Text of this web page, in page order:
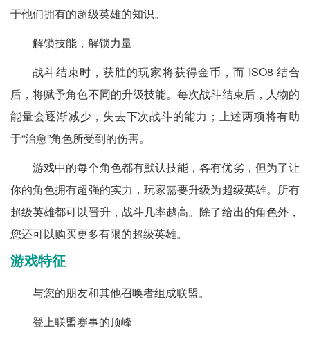
于他们拥有的超级英雄的知识。
解锁技能，解锁力量
战斗结束时，获胜的玩家将获得金币，而 ISO8 结合
后，将赋予角色不同的升级技能。每次战斗结束后，人物的
能量会逐渐减少，失去下次战斗的能力；上述两项将有助
于“治愈”角色所受到的伤害。
游戏中的每个角色都有默认技能，各有优劣，但为了让
你的角色拥有超强的实力，玩家需要升级为超级英雄。所有
超级英雄都可以晋升，战斗几率越高。除了给出的角色外，
您还可以购买更多有限的超级英雄。
游戏特征
与您的朋友和其他召唤者组成联盟。
登上联盟赛事的顶峰